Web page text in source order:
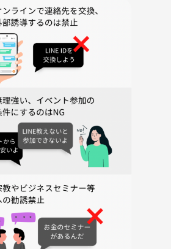
イトコンタクトのトレーニング。
練習です。
タイミング、相手の動きに反応する感覚。
ゆるくやっていきます。
ッチと深呼吸。
ひとつ増やすような時間です。
ちょっとだけ違って感じるかもしれません
なもの
60分）
60分）
60分）
60分）
15:00〜16:00（60分）